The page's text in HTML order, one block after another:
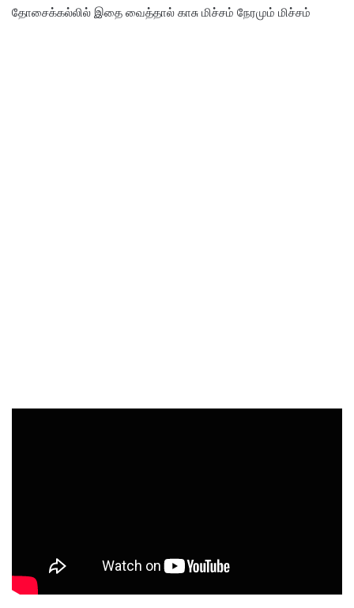
தோசைக்கல்லில் இதை வைத்தால் காசு மிச்சம் நேரமும் மிச்சம்